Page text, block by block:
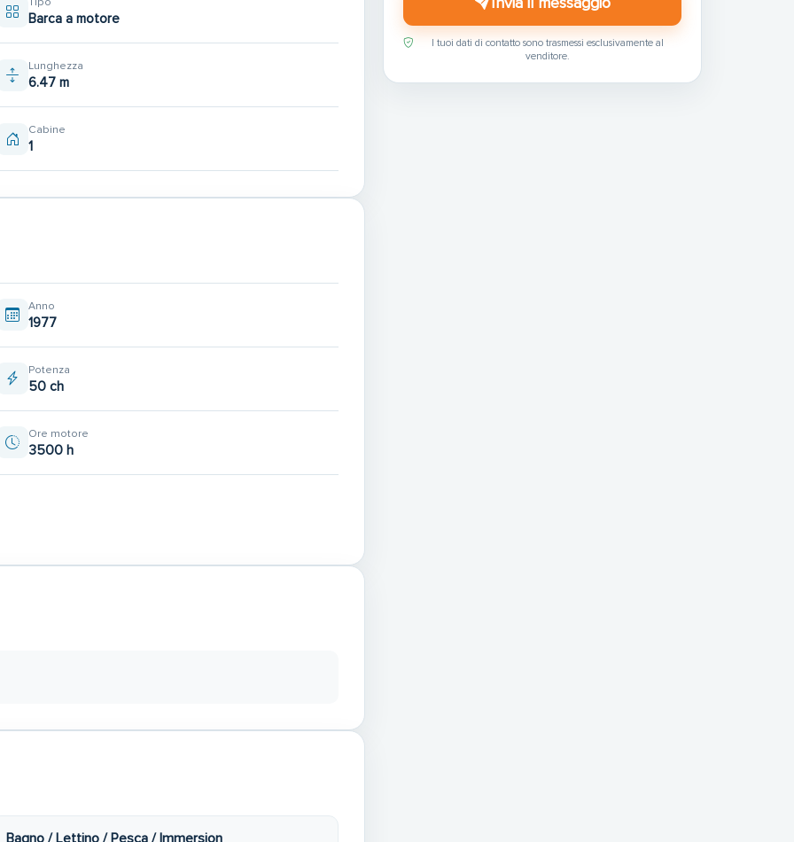
Barca a motore
Lunghezza
6.47 m
Cabine
1
Anno
1977
Potenza
50 ch
Ore motore
3500 h
Bagno / Lettino / Pesca / Immersion
I tuoi dati di contatto sono trasmessi esclusivamente al
venditore.